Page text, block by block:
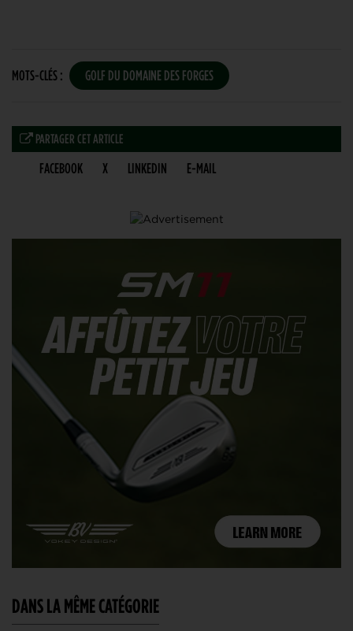
MOTS-CLÉS : GOLF DU DOMAINE DES FORGES
PARTAGER CET ARTICLE
FACEBOOK X LINKEDIN E-MAIL
DANS LA MÊME CATÉGORIE